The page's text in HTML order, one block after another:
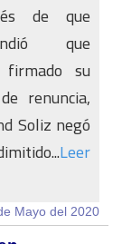
de que
que
su
renuncia,
Soliz negó
Leer
Mayo del 2020